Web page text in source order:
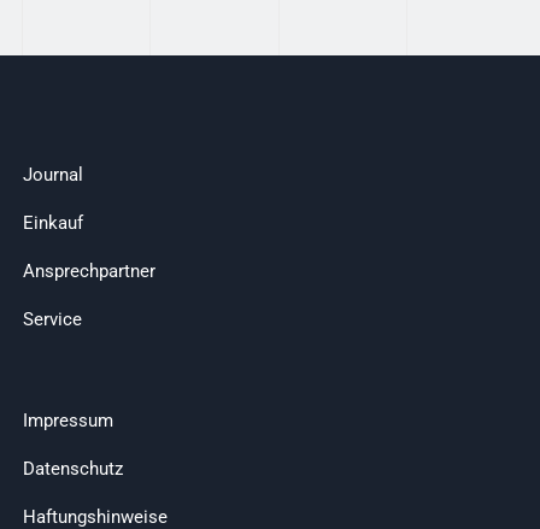
Journal
Einkauf
Ansprechpartner
Service
Impressum
Datenschutz
Haftungshinweise